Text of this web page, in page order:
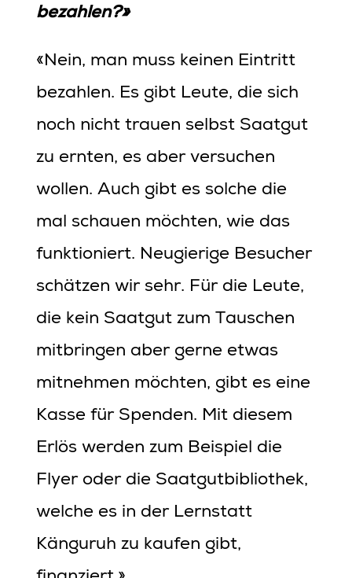
bezahlen?»
«Nein, man muss keinen Eintritt
bezahlen. Es gibt Leute, die sich
noch nicht trauen selbst Saatgut
zu ernten, es aber versuchen
wollen. Auch gibt es solche die
mal schauen möchten, wie das
funktioniert. Neugierige Besucher
schätzen wir sehr. Für die Leute,
die kein Saatgut zum Tauschen
mitbringen aber gerne etwas
mitnehmen möchten, gibt es eine
Kasse für Spenden. Mit diesem
Erlös werden zum Beispiel die
Flyer oder die Saatgutbibliothek,
welche es in der Lernstatt
Känguruh zu kaufen gibt,